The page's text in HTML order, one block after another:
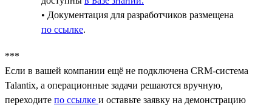
• Документация для разработчиков размещена
по ссылке.
***
Если в вашей компании ещё не подключена CRM-система
Talantix, а операционные задачи решаются вручную,
переходите по ссылке и оставьте заявку на демонстрацию